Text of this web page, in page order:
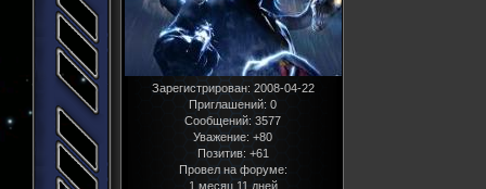
Зарегистрирован: 2008-04-22
Приглашений: 0
Сообщений: 3577
Уважение: +80
Позитив: +61
Провел на форуме:
1 месяц 11 дней